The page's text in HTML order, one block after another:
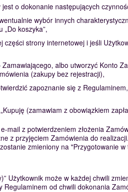
o dokonanie następujących
wybór innych
koszyka”,
strony internetowej i jeśli
albo utworzyć Konto
(zakupy bez rejestracji),
zapoznanie się z
(zamawiam z obowiązkiem
z potwierdzeniem złożenia
przyjęciem Zamówienia do
zmieniony na "Przygotowanie
Użytkownik może w każdej chwili
od chwili dokonania